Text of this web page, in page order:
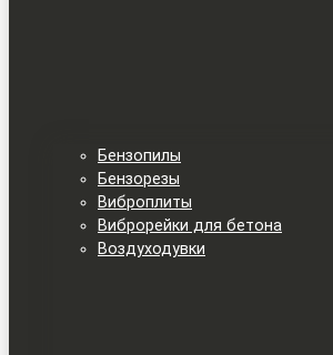
Бензопилы
Бензорезы
Виброплиты
Виброрейки для бетона
Воздуходувки